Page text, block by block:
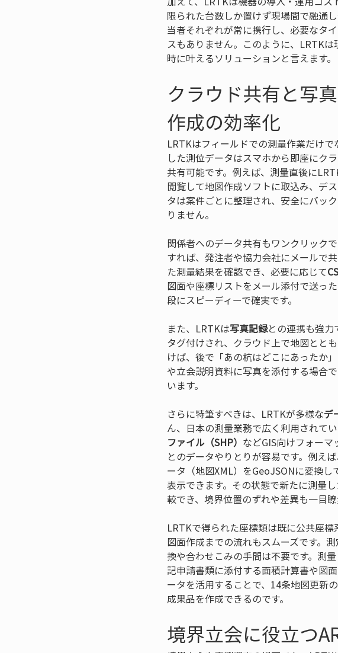
限られた台数しか置けず現場間で融通
当者それぞれが常に携行し、必要なタ
スもありません。このように、LRTK
時に叶えるソリューションと言えます。
クラウド共有と写
作成の効率化
LRTKはフィールドでの測量作業だけで
した測位データはスマホから即座にク
共有可能です。例えば、測量直後に
閲覧して地図作成ソフトに取込み、デ
タは案件ごとに整理され、安全にバッ
りません。
関係者へのデータ共有もワンクリック
すれば、発注者や協力会社にメールで
た測量結果を確認でき、必要に応じて
図面や座標リストをメール添付で送っ
段にスピーディーで確実です。
また、LRTKは写真記録との連携も強力
タグ付けされ、クラウド上で地図とと
けば、後で「あの杭はどこにあったか
や立会説明資料に写真を添付する場合
います。
さらに特筆すべきは、LRTKが多様なデ
ん、日本の測量業務で広く利用されて
ファイル（SHP） などGIS向けフォー
とのデータやりとりが容易です。例え
ータ（地図XML）をGeoJSONに変換
表示できます。その状態で新たに測量
較でき、境界位置のずれや差異も一目瞭
LRTKで得られた座標類は既に公共座
図面作成までの流れもスムーズです。
換や合わせこみの手間は不要です。測
記申請書類に添付する面積計算書や図
ータを活用することで、14条地図更新
成果品を作成できるのです。
境界立会に役立つ